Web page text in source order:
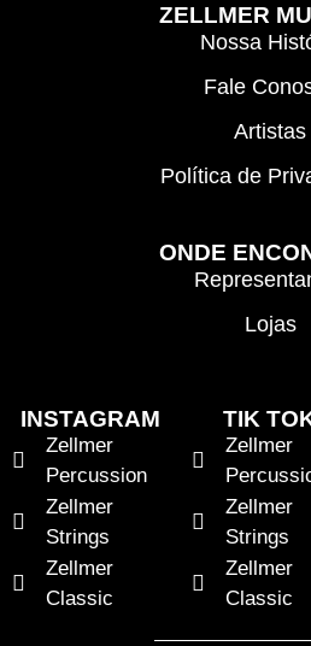
ZELLMER
Nossa
Fale
Artistas
Política de
ONDE
Lojas
INSTAGRAM
Zellmer
Percussion
Zellmer
Strings
Zellmer
Classic
TIK
Zellmer
Zellmer
Strings
Zellmer
Classic